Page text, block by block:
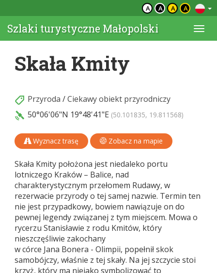
A A A A
Szlaki turystyczne Małopolski
Skała Kmity
Przyroda /Ciekawy obiekt przyrodniczy
50°06'06"N 19°48'41"E (50.101835, 19.811568)
Wyznacz trasę Zobacz na mapie
Skała Kmity położona jest niedaleko portu
lotniczego Kraków – Balice, nad
charakterystycznym przełomem Rudawy, w
rezerwacie przyrody o tej samej nazwie. Termin ten
nie jest przypadkowy, bowiem nawiązuje on do
pewnej legendy związanej z tym miejscem. Mowa o
rycerzu Stanisławie z rodu Kmitów, który
nieszczęśliwie zakochany
w córce Jana Bonera - Olimpii, popełnił skok
samobójczy, właśnie z tej skały. Na jej szczycie stoi
krzyż, który ma niejako symbolizować to